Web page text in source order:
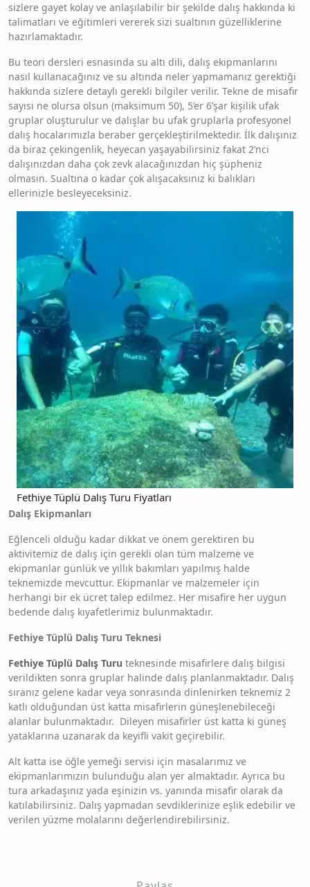
sizlere gayet kolay ve anlaşılabilir bir şekilde dalış hakkında ki
talimatları ve eğitimleri vererek sizi sualtının güzelliklerine
hazırlamaktadır.
Bu teori dersleri esnasında su altı dili, dalış ekipmanlarını
nasıl kullanacağınız ve su altında neler yapmamanız gerektiği
hakkında sizlere detaylı gerekli bilgiler verilir. Tekne de misafir
sayısı ne olursa olsun (maksimum 50), 5’er 6’şar kişilik ufak
gruplar oluşturulur ve dalışlar bu ufak gruplarla profesyonel
dalış hocalarımızla beraber gerçekleştirilmektedir. İlk dalışınız
da biraz çekingenlik, heyecan yaşayabilirsiniz fakat 2’nci
dalışınızdan daha çok zevk alacağınızdan hiç şüpheniz
olmasın. Sualtına o kadar çok alışacaksınız ki balıkları
ellerinizle besleyeceksiniz.
Fethiye Tüplü Dalış Turu Fiyatları
Dalış Ekipmanları
Eğlenceli olduğu kadar dikkat ve önem gerektiren bu
aktivitemiz de dalış için gerekli olan tüm malzeme ve
ekipmanlar günlük ve yıllık bakımları yapılmış halde
teknemizde mevcuttur. Ekipmanlar ve malzemeler için
herhangi bir ek ücret talep edilmez. Her misafire her uygun
bedende dalış kıyafetlerimiz bulunmaktadır.
Fethiye Tüplü Dalış Turu Teknesi
Fethiye Tüplü Dalış Turu teknesinde misafirlere dalış bilgisi
verildikten sonra gruplar halinde dalış planlanmaktadır. Dalış
sıranız gelene kadar veya sonrasında dinlenirken teknemiz 2
katlı olduğundan üst katta misafirlerin güneşlenebileceği
alanlar bulunmaktadır. Dileyen misafirler üst katta ki güneş
yataklarına uzanarak da keyifli vakit geçirebilir.
Alt katta ise öğle yemeği servisi için masalarımız ve
ekipmanlarımızın bulunduğu alan yer almaktadır. Ayrıca bu
tura arkadaşınız yada eşinizin vs. yanında misafir olarak da
katılabilirsiniz. Dalış yapmadan sevdiklerinize eşlik edebilir ve
verilen yüzme molalarını değerlendirebilirsiniz.